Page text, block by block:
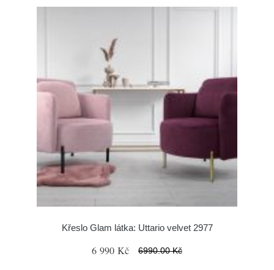
Křeslo Glam látka: Uttario velvet 2977
6 990 Kč 6990.00 Kč